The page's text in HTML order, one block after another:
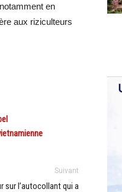
en
aux riziculteurs
Suivant
sur l’autocollant qui a